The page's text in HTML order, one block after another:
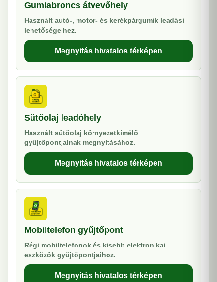
Gumiabroncs átvevőhely
Használt autó-, motor- és kerékpárgumik leadási
lehetőségeihez.
Megnyitás hivatalos térképen
Sütőolaj leadóhely
Használt sütőolaj környezetkímélő
gyűjtőpontjainak megnyitásához.
Megnyitás hivatalos térképen
Mobiltelefon gyűjtőpont
Régi mobiltelefonok és kisebb elektronikai
eszközök gyűjtőpontjaihoz.
Megnyitás hivatalos térképen